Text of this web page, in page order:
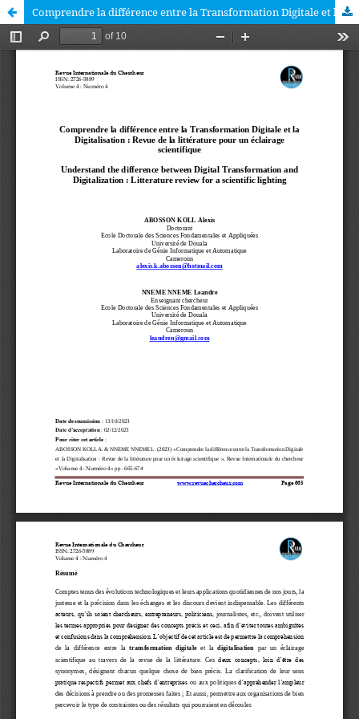
Comprendre la différence entre la Transformation Digitale et la Digitalisation : Revue de la littérature pour un éclairage scientifique